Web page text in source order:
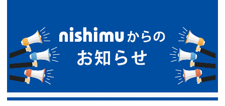
会社情報
サポート情報
お問い合わせ